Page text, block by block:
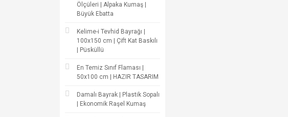
Ölçüleri | Alpaka Kumaş |
Büyük Ebatta
Kelime-i Tevhid Bayrağı |
100x150 cm | Çift Kat Baskılı
| Püsküllü
En Temiz Sınıf Flaması |
50x100 cm | HAZIR TASARIM
Damalı Bayrak | Plastik Sopalı
| Ekonomik Raşel Kumaş